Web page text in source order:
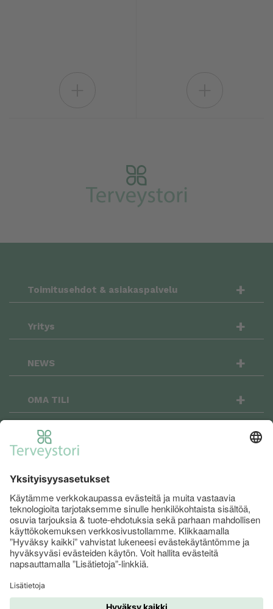
Toimitusehdot & asiakaspalvelu +
Yritys +
NEWS +
OMA TILI +
OSTOSKORI
Terveystori.fi on sosiaalinen: seuraa meitä
Facebookissa ja Instagramissa niin pysyt
menossa mukana!